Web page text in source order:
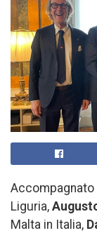
Accompagnato
Liguria,
Malta in Italia,